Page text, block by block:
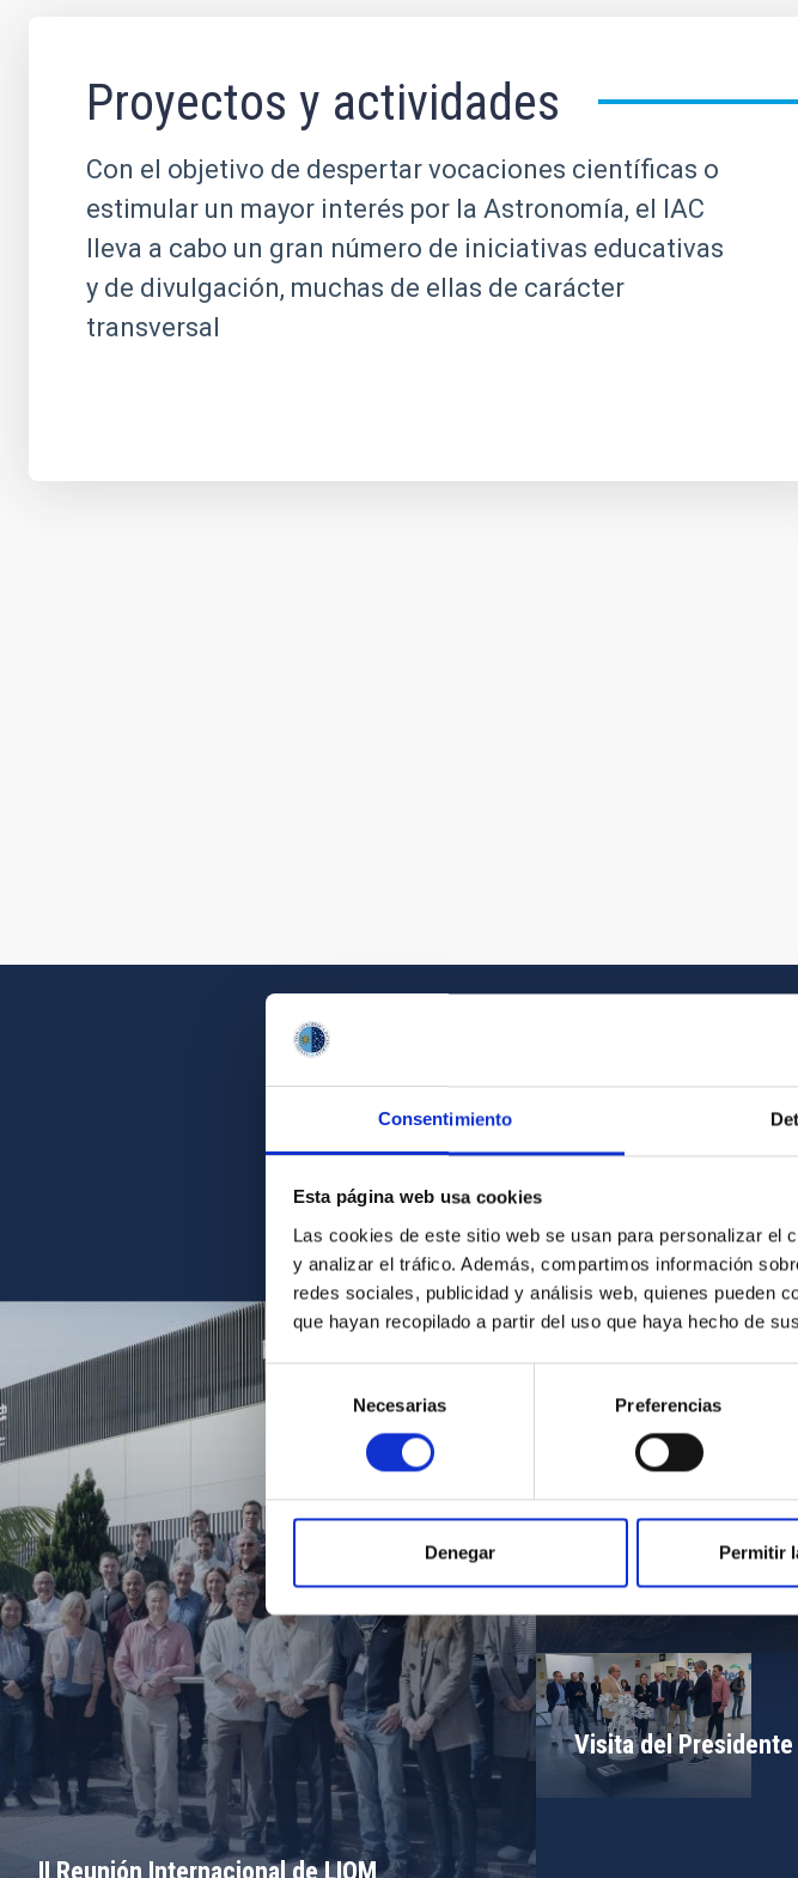
Consentimiento
Esta página web usa cookies
Las cookies de este sitio web se usan para personalizar el
y analizar el tráfico. Además, compartimos información
redes sociales, publicidad y análisis web, quienes pueden
que hayan recopilado a partir del uso que haya hecho de
de
consentimiento
Necesarias Preferencias
Denegar Permitir
Proyectos y actividades
Con el objetivo de despertar vocaciones científicas o
estimular un mayor interés por la Astronomía, el IAC
lleva a cabo un gran número de iniciativas educativas
y de divulgación, muchas de ellas de carácter
transversal
Galería
II Reunión Internacional de LIOM
Visita del Presidente